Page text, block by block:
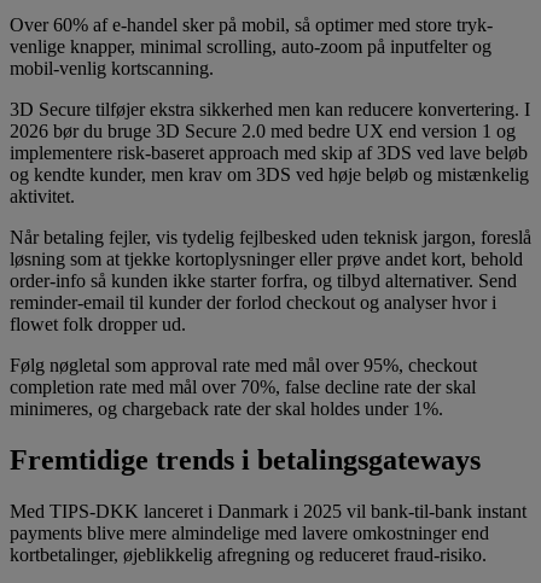
Over 60% af e-handel sker på mobil, så optimer med store tryk-
venlige knapper, minimal scrolling, auto-zoom på inputfelter og
mobil-venlig kortscanning.
3D Secure tilføjer ekstra sikkerhed men kan reducere konvertering. I
2026 bør du bruge 3D Secure 2.0 med bedre UX end version 1 og
implementere risk-baseret approach med skip af 3DS ved lave beløb
og kendte kunder, men krav om 3DS ved høje beløb og mistænkelig
aktivitet.
Når betaling fejler, vis tydelig fejlbesked uden teknisk jargon, foreslå
løsning som at tjekke kortoplysninger eller prøve andet kort, behold
order-info så kunden ikke starter forfra, og tilbyd alternativer. Send
reminder-email til kunder der forlod checkout og analyser hvor i
flowet folk dropper ud.
Følg nøgletal som approval rate med mål over 95%, checkout
completion rate med mål over 70%, false decline rate der skal
minimeres, og chargeback rate der skal holdes under 1%.
Fremtidige trends i betalingsgateways
Med TIPS-DKK lanceret i Danmark i 2025 vil bank-til-bank instant
payments blive mere almindelige med lavere omkostninger end
kortbetalinger, øjeblikkelig afregning og reduceret fraud-risiko.